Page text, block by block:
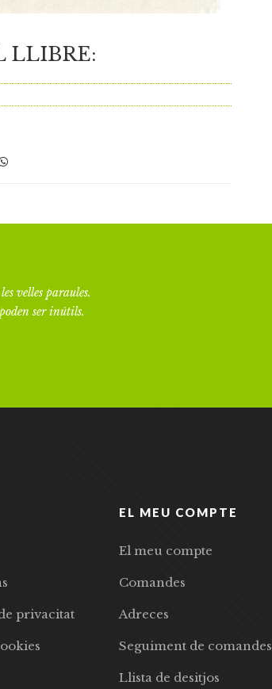
LLIBRE:
velles paraules.
ser inútils.
privacitat
EL MEU COMPTE
El meu compte
Comandes
Adreces
Seguiment de comandes
Llista de desitjos